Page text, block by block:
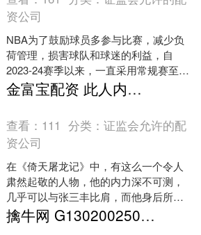
资公司
NBA为了鼓励球员多参与比赛，减少负
荷管理，损害球队和球迷的利益，自
2023-24赛季以来，一直采用常规赛至少
出战65场比赛，才能获得各大奖项评选
规则的规则。 ....
金富宝配资 此人内力不下张三丰，留一绝技仅张无忌1人练成，但死活不敢用
查看： 111 分类：证监会允许的配
资公司
在《倚天屠龙记》中，有这么一个令人
肃然起敬的人物，他的内力深不可测，
几乎可以与张三丰比肩，而他身后所遗
留下的一门绝技，其威力之大，足以震
撼整个江湖。然而令人唏嘘....
擒牛网 G1302002501552001南湖风景名胜区世园风情游赏区运动休闲公园项目中标候选人公示_建设集团_唐山市_工程